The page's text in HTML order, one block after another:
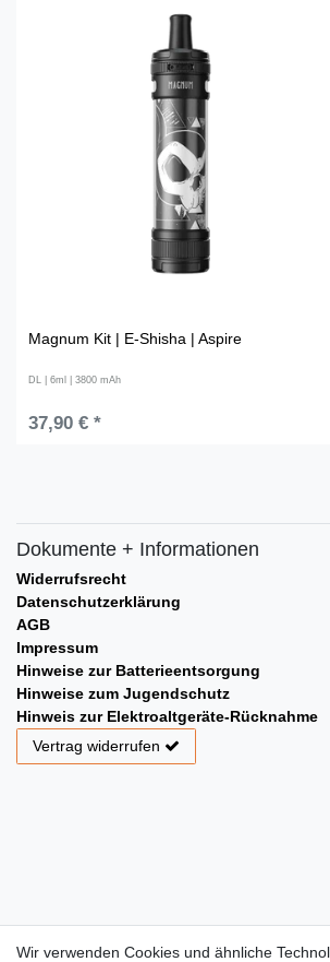
Magnum Kit | E-Shisha | Aspire
DL | 6ml | 3800 mAh
37,90 € *
Dokumente + Informationen
Widerrufsrecht
Datenschutzerklärung
AGB
Impressum
Hinweise zur Batterieentsorgung
Hinweise zum Jugendschutz
Hinweis zur Elektroaltgeräte-Rücknahme
Vertrag widerrufen
Wir verwenden Cookies und ähnliche